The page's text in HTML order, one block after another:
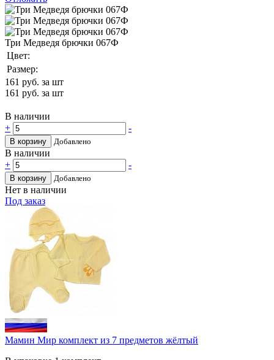
Три Медведя брючки 067Ф
Цвет:
Размер:
161 руб. за шт
161 руб. за шт
В наличии
+
-
В корзину Добавлено
В наличии
+
-
В корзину Добавлено
Нет в наличии
Под заказ
Мамин Мир комплект из 7 предметов жёлтый